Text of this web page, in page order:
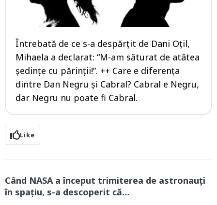
Întrebată de ce s-a despărţit de Dani Oţil,
Mihaela a declarat: “M-am săturat de atâtea
şedinţe cu părinţii!”. ++ Care e diferenţa
dintre Dan Negru şi Cabral? Cabral e Negru,
dar Negru nu poate fi Cabral.
Like
Când NASA a început trimiterea de astronauți
în spațiu, s-a descoperit că…